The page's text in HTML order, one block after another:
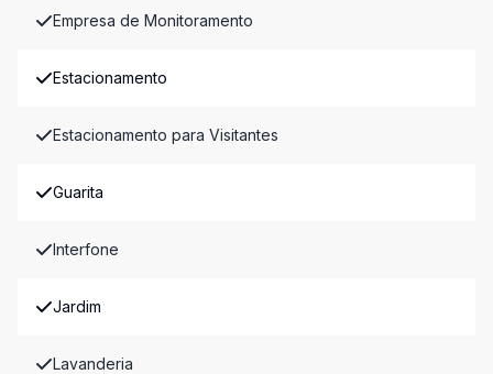
Empresa de Monitoramento
Estacionamento
Estacionamento para Visitantes
Guarita
Interfone
Jardim
Lavanderia